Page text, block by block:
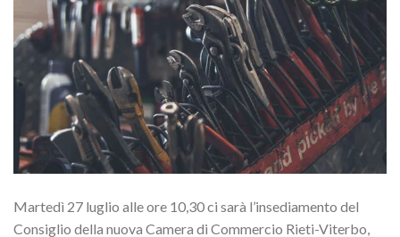
Martedì 27 luglio alle ore 10,30 ci sarà l’insediamento del
Consiglio della nuova Camera di Commercio Rieti-Viterbo,